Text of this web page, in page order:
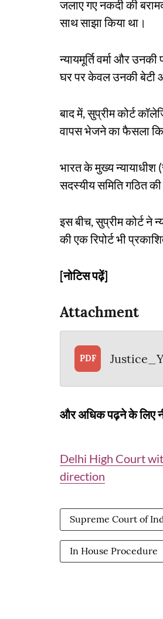
जलाए गए नकदी की
साथ साझा किया था।
न्यायमूर्ति वर्मा और
घर पर केवल उनकी बेटी
बाद में, सुप्रीम कोर्ट
वापस भेजने का फैसला
भारत के मुख्य
सदस्यीय समिति गठित
इस बीच, सुप्रीम कोर्ट ने
की एक रिपोर्ट भी
[नोटिस पढ़ें]
Attachment
PDF
और अधिक पढ़ने के लिए
Delhi High Court
direction
Supreme Court of
In House Procedure